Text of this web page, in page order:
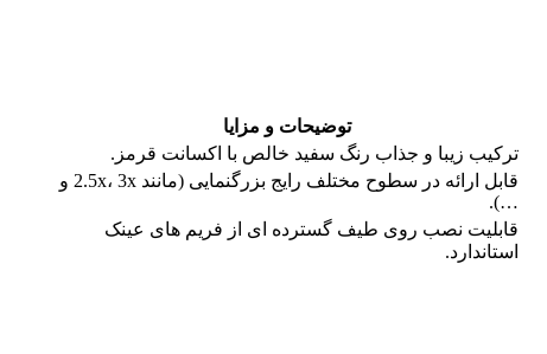
توضیحات و مزایا
ترکیب زیبا و جذاب رنگ سفید خالص با اکسانت قرمز.
قابل ارائه در سطوح مختلف رایج بزرگنمایی (مانند 2.5x، 3x و
…).
قابلیت نصب روی طیف گسترده ای از فریم های عینک
استاندارد.